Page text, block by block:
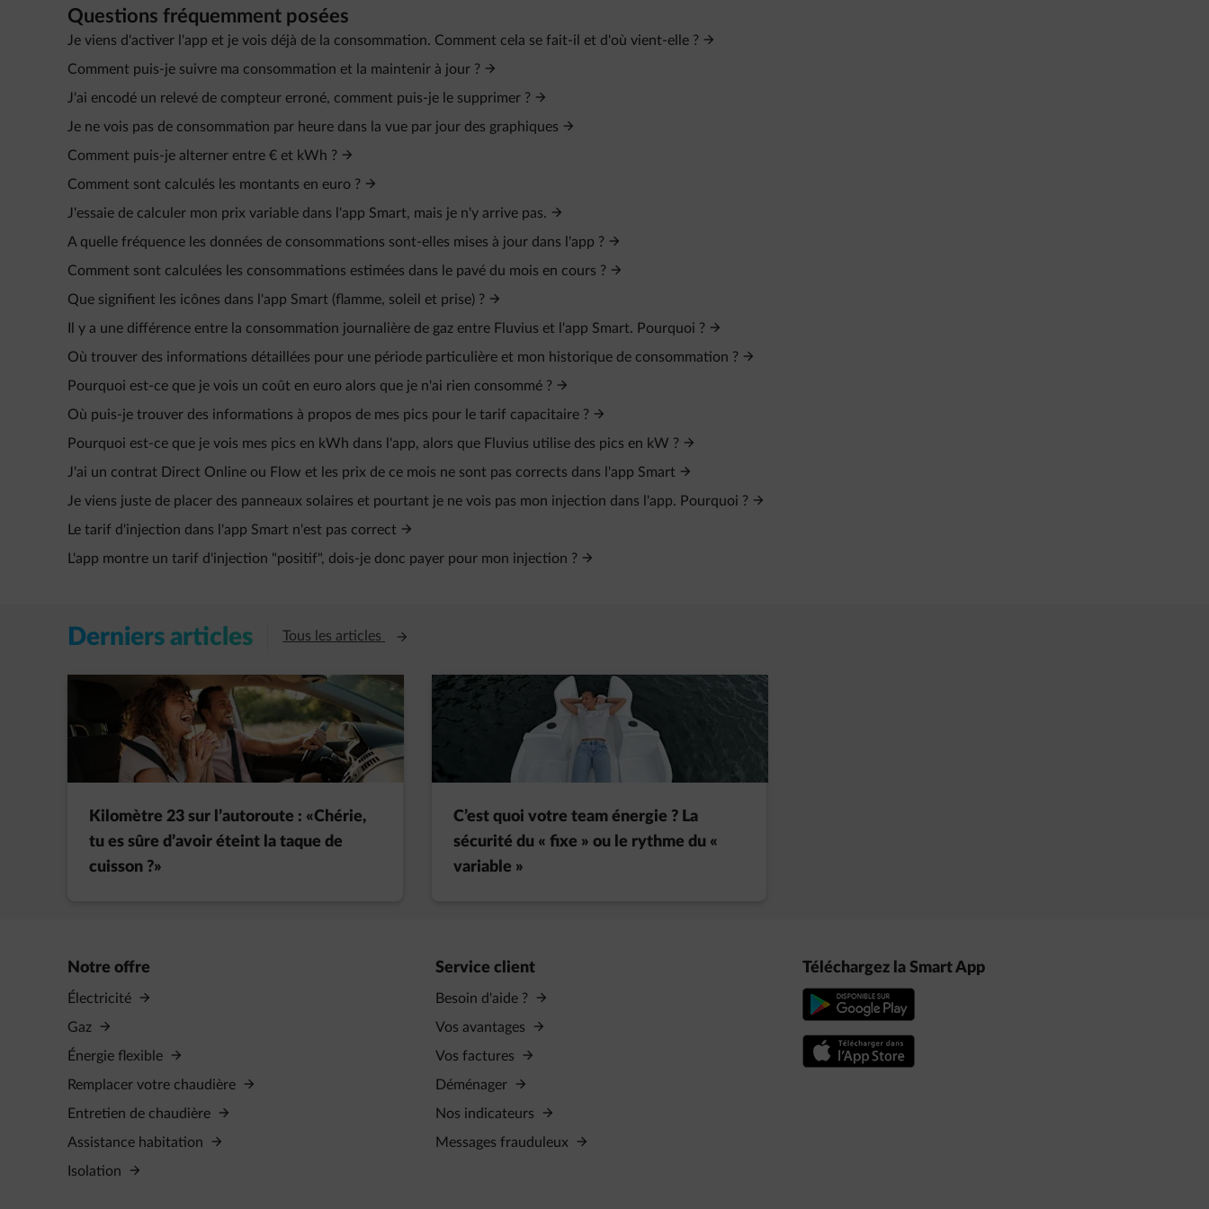
Questions fréquemment posées
Je viens d'activer l'app et je vois déjà de la consommation. Comment cela se fait-il et d'où vient-elle ?
Comment puis-je suivre ma consommation et la maintenir à jour ?
J'ai encodé un relevé de compteur erroné, comment puis-je le supprimer ?
Je ne vois pas de consommation par heure dans la vue par jour des graphiques
Comment puis-je alterner entre € et kWh ?
Comment sont calculés les montants en euro ?
J'essaie de calculer mon prix variable dans l'app Smart, mais je n'y arrive pas.
A quelle fréquence les données de consommations sont-elles mises à jour dans l'app ?
Comment sont calculées les consommations estimées dans le pavé du mois en cours ?
Que signifient les icônes dans l'app Smart (flamme, soleil et prise) ?
Il y a une différence entre la consommation journalière de gaz entre Fluvius et l'app Smart. Pourquoi ?
Où trouver des informations détaillées pour une période particulière et mon historique de consommation ?
Pourquoi est-ce que je vois un coût en euro alors que je n'ai rien consommé ?
Où puis-je trouver des informations à propos de mes pics pour le tarif capacitaire ?
Pourquoi est-ce que je vois mes pics en kWh dans l'app, alors que Fluvius utilise des pics en kW ?
J'ai un contrat Direct Online ou Flow et les prix de ce mois ne sont pas corrects dans l'app Smart
Je viens juste de placer des panneaux solaires et pourtant je ne vois pas mon injection dans l'app. Pourquoi ?
Le tarif d'injection dans l'app Smart n'est pas correct
L'app montre un tarif d'injection "positif", dois-je donc payer pour mon injection ?
Derniers articles Tous les articles Ouvre un nouvel onglet
Kilomètre 23 sur l’autoroute : «Chérie,
tu es sûre d’avoir éteint la taque de
cuisson ?»
C’est quoi votre team énergie ? La
sécurité du « fixe » ou le rythme du «
variable »
Notre offre
Électricité
Gaz
Énergie flexible
Remplacer votre chaudière
Entretien de chaudière
Assistance habitation
Isolation
Service client
Besoin d'aide ?
Vos avantages
Vos factures
Déménager
Nos indicateurs
Messages frauduleux
Téléchargez la Smart App